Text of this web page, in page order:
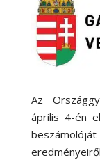
Az
április 4-én